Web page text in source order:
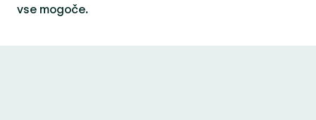
vse mogoče.